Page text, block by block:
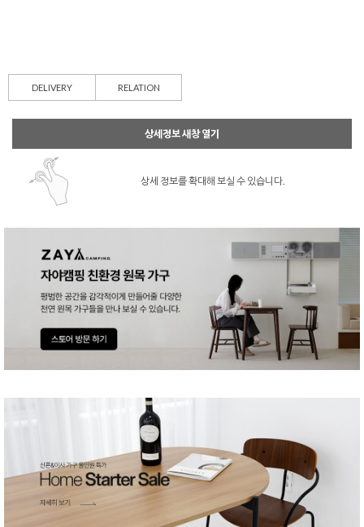
DELIVERY RELATION
상세정보 새창 열기
상세 정보를 확대해 보실 수 있습니다.